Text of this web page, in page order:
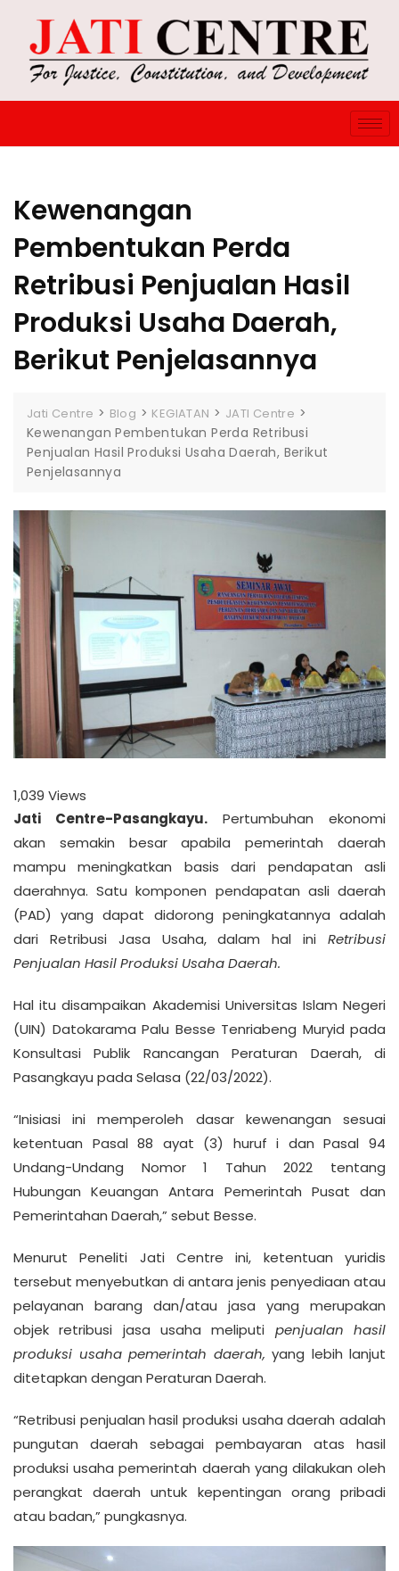
Kewenangan
Pembentukan Perda
Retribusi Penjualan Hasil
Produksi Usaha Daerah,
Berikut Penjelasannya
Jati Centre > Blog > KEGIATAN > JATI Centre >
Kewenangan Pembentukan Perda Retribusi
Penjualan Hasil Produksi Usaha Daerah, Berikut
Penjelasannya
1,039 Views
Jati Centre-Pasangkayu. Pertumbuhan ekonomi
akan semakin besar apabila pemerintah daerah
mampu meningkatkan basis dari pendapatan asli
daerahnya. Satu komponen pendapatan asli daerah
(PAD) yang dapat didorong peningkatannya adalah
dari Retribusi Jasa Usaha, dalam hal ini Retribusi
Penjualan Hasil Produksi Usaha Daerah.
Hal itu disampaikan Akademisi Universitas Islam Negeri
(UIN) Datokarama Palu Besse Tenriabeng Muryid pada
Konsultasi Publik Rancangan Peraturan Daerah, di
Pasangkayu pada Selasa (22/03/2022).
“Inisiasi ini memperoleh dasar kewenangan sesuai
ketentuan Pasal 88 ayat (3) huruf i dan Pasal 94
Undang-Undang Nomor 1 Tahun 2022 tentang
Hubungan Keuangan Antara Pemerintah Pusat dan
Pemerintahan Daerah,” sebut Besse.
Menurut Peneliti Jati Centre ini, ketentuan yuridis
tersebut menyebutkan di antara jenis penyediaan atau
pelayanan barang dan/atau jasa yang merupakan
objek retribusi jasa usaha meliputi penjualan hasil
produksi usaha pemerintah daerah, yang lebih lanjut
ditetapkan dengan Peraturan Daerah.
“Retribusi penjualan hasil produksi usaha daerah adalah
pungutan daerah sebagai pembayaran atas hasil
produksi usaha pemerintah daerah yang dilakukan oleh
perangkat daerah untuk kepentingan orang pribadi
atau badan,” pungkasnya.